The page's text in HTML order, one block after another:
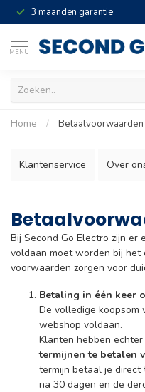
3 maanden garantie
MENU
Home / Betaalvoorwaarden
Klantenservice Over
Bij Second Go Electro zijn
voldaan moet worden bij het
voorwaarden zorgen voor
Betaling in één keer
De volledige koopsom
webshop voldaan.
Klanten hebben
termijnen te betalen
termijn betaal je
na 30 dagen en de